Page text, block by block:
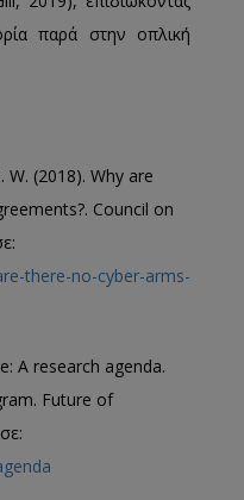
παρά στην οπλική
W. (2018). Why are
Council on
there-no-cyber-arms-
A research agenda.
Future of